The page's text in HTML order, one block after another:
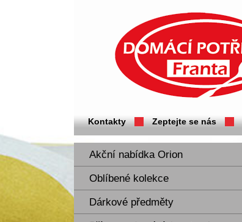
Kontakty Zeptejte se nás
Akční nabídka Orion
Oblíbené kolekce
Dárkové předměty